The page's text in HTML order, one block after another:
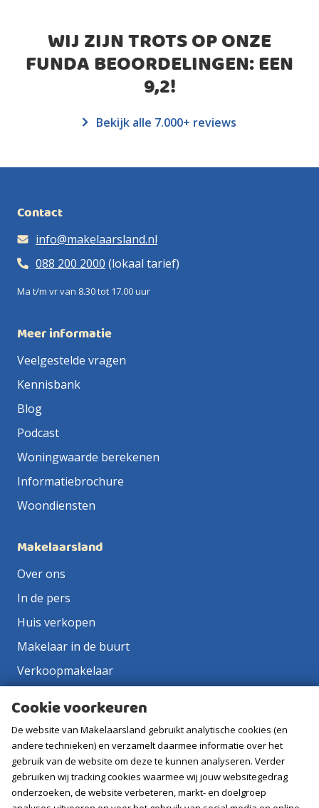
WIJ ZIJN TROTS OP ONZE
FUNDA BEOORDELINGEN: EEN
9,2!
Bekijk alle 7.000+ reviews
Contact
info@makelaarsland.nl
088 200 2000 (lokaal tarief)
Ma t/m vr van 8.30 tot 17.00 uur
Meer informatie
Veelgestelde vragen
Kennisbank
Blog
Podcast
Woningwaarde berekenen
Informatiebrochure
Woondiensten
Makelaarsland
Over ons
In de pers
Huis verkopen
Makelaar in de buurt
Verkoopmakelaar
Vacatures
Volg ons
Cookie voorkeuren
De website van Makelaarsland gebruikt analytische cookies (en
andere technieken) en verzamelt daarmee informatie over het
gebruik van de website om deze te kunnen analyseren. Verder
gebruiken wij tracking cookies waarmee wij jouw websitegedrag
onderzoeken, de website verbeteren, markt- en doelgroep